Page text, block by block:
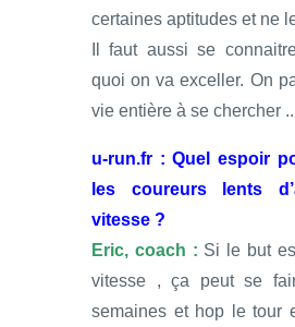
certaines aptitudes et ne
Il faut aussi se
quoi on va exceller. On
vie entière à se chercher ..
u-run.fr : Quel espoir
les coureurs lents
vitesse ?
Eric, coach : Si le but
vitesse , ça peut se
semaines et hop le tour